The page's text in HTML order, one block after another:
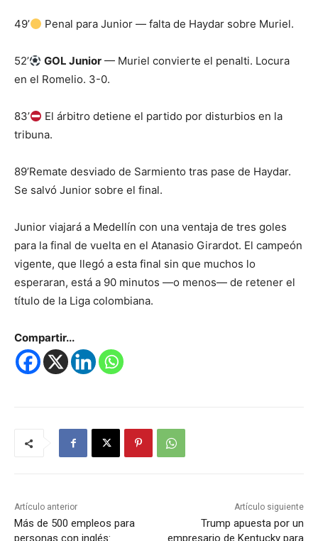
49’ Penal para Junior — falta de Haydar sobre Muriel.
52’ GOL Junior — Muriel convierte el penalti. Locura
en el Romelio. 3-0.
83’
El árbitro detiene el partido por disturbios en la
tribuna.
89’Remate desviado de Sarmiento tras pase de Haydar.
Se salvó Junior sobre el final.
Junior viajará a Medellín con una ventaja de tres goles
para la final de vuelta en el Atanasio Girardot. El campeón
vigente, que llegó a esta final sin que muchos lo
esperaran, está a 90 minutos —o menos— de retener el
título de la Liga colombiana.
Compartir...
Artículo anterior
Más de 500 empleos para
personas con inglés:
Artículo siguiente
Trump apuesta por un
empresario de Kentucky para